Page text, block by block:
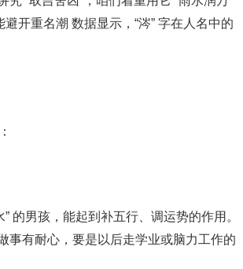
开重名潮 数据显示，“涔” 字在人名中的
的男孩，能起到补五行、调运势的作用。
事有耐心，要是以后走学业或脑力工作的